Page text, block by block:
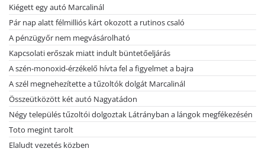
Kiégett egy autó Marcalinál
Pár nap alatt félmilliós kárt okozott a rutinos csaló
A pénzügyőr nem megvásárolható
Kapcsolati erőszak miatt indult büntetőeljárás
A szén-monoxid-érzékelő hívta fel a figyelmet a bajra
A szél megnehezítette a tűzoltók dolgát Marcalinál
Összeütközött két autó Nagyatádon
Négy település tűzoltói dolgoztak Látrányban a lángok megfékezésén
Toto megint tarolt
Elaludt vezetés közben